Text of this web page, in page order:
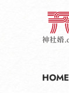
HOME